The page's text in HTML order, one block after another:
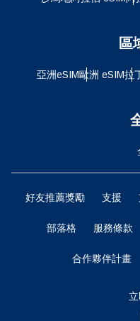
區
亞洲eSIM歐洲 eSIM拉
好友推薦獎勵 支援
部落格 服務條款
合作夥伴計畫